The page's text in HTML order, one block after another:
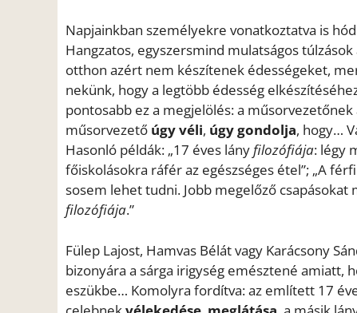
Napjainkban személyekre vonatkoztatva is
Hangzatos, egyszersmind mulatságos
otthon azért nem készítenek édességeket,
nekünk, hogy a legtöbb édesség
pontosabb ez a megjelölés: a műsorvezetőnek
műsorvezető úgy véli, úgy gondolja, hogy…
Hasonló példák: „17 éves lányfilozófiája: légy
főiskolásokra ráfér az egészséges étel”; „A
sosem lehet tudni. Jobb megelőző
filozófiája.”
Fülep Lajost, Hamvas Bélát vagy Karácsony
bizonyára a sárga irigység emésztené amiatt,
eszükbe… Komolyra fordítva: az említett 17